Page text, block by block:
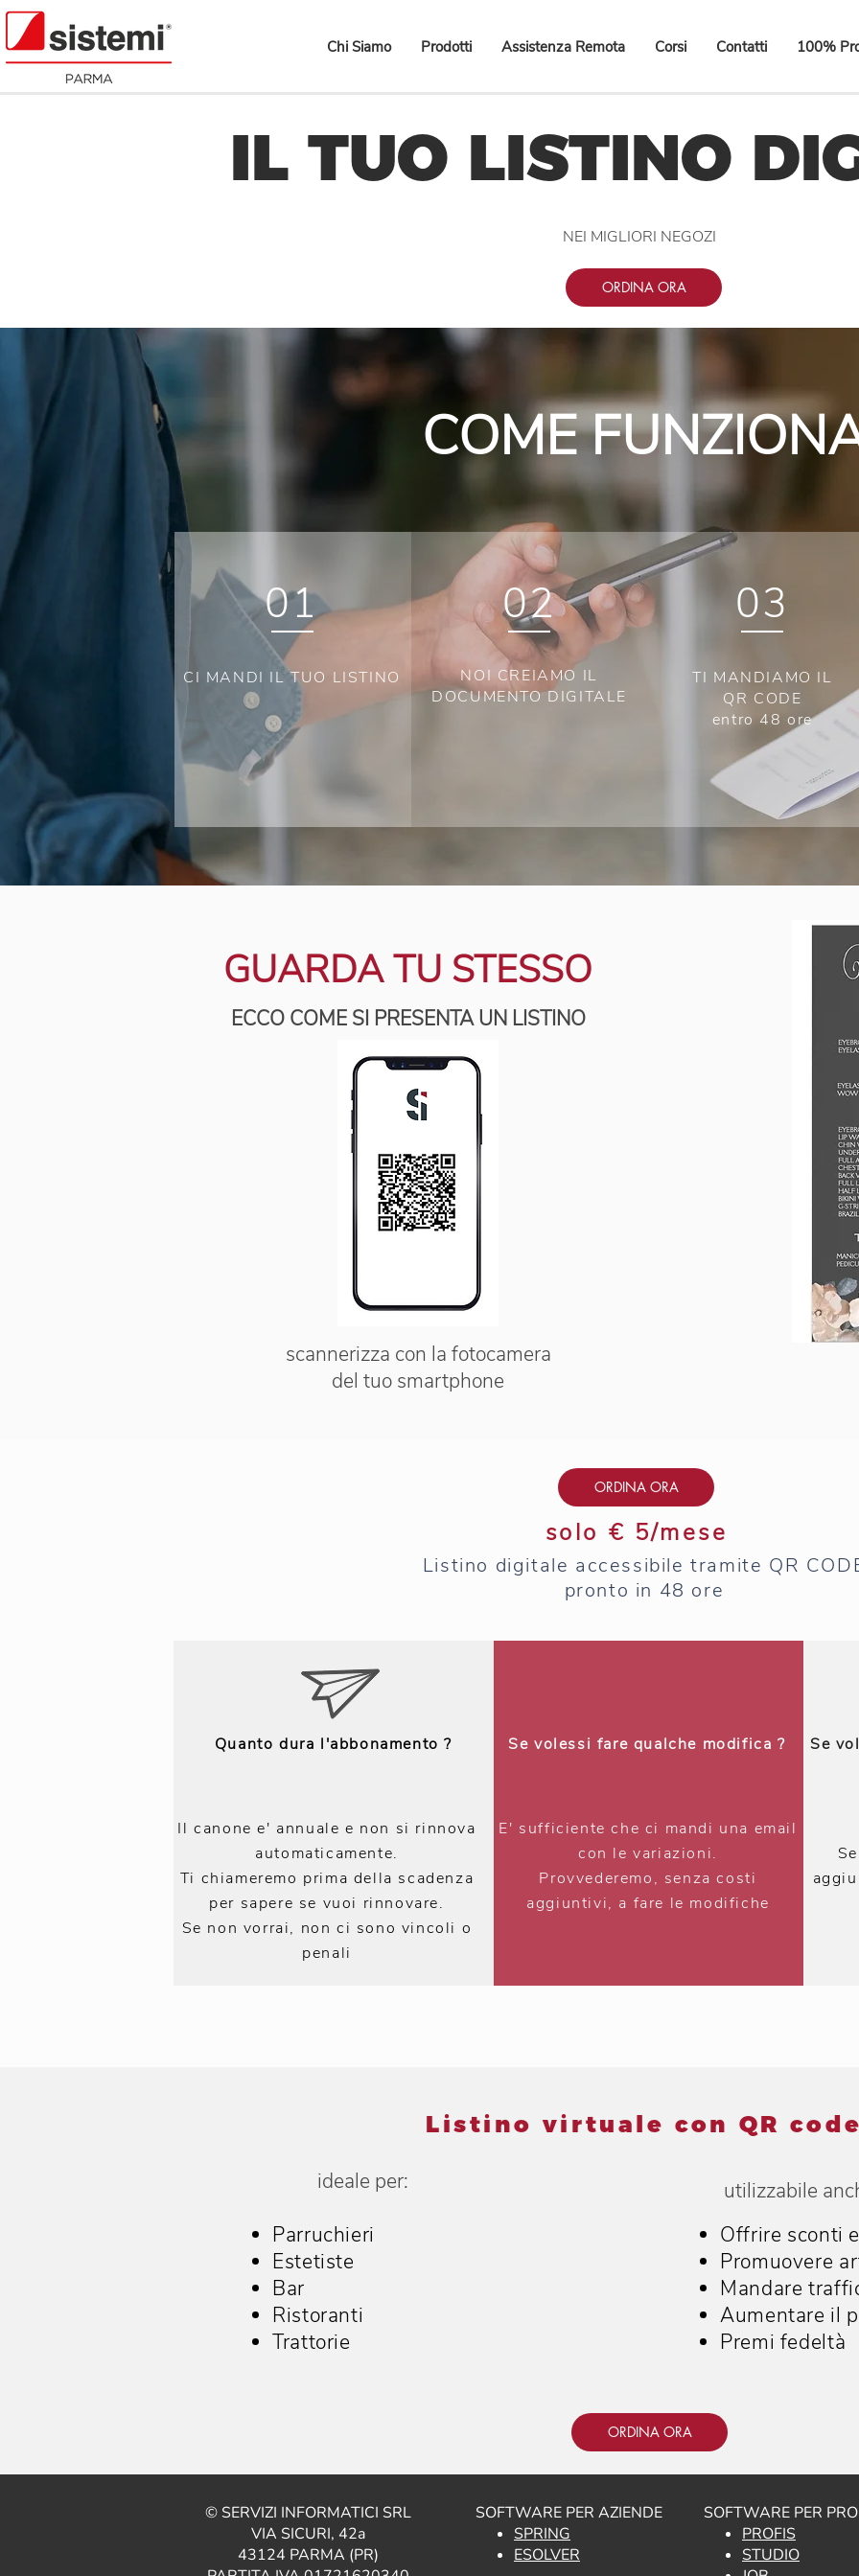
Chi Siamo Prodotti Assistenza Remota Corsi Contatti 100%
IL TUO LISTINO
NEI MIGLIORI NEGOZI
ORDINA ORA
COME
01
CI MANDI IL TUO LISTINO
02
NOI CREIAMO IL
DOCUMENTO DIGITALE
03
TI MANDIAMO IL
QR CODE
entro 48 ore
GUARDA TU STESSO
ECCO COME SI PRESENTA UN LISTINO
scannerizza con la fotocamera
del tuo smartphone
ORDINA ORA
solo € 5/mese
Listino digitale accessibile tramite QR
pronto in 48 ore
Quanto dura l'abbonamento ?
Il canone e' annuale e non si rinnova
automaticamente.
Ti chiameremo prima della scadenza
per sapere se vuoi rinnovare.
Se non vorrai, non ci sono vincoli o
penali
Se volessi fare qualche modifica ?
E' sufficiente che ci mandi una email
con le variazioni.
Provvederemo, senza costi
aggiuntivi, a fare le modifiche
Se
Listino virtuale con QR
ideale per:
Parruchieri
Estetiste
Bar
Ristoranti
Trattorie
utilizzabile
Offrire sconti
Promuovere
Mandare
Aumentare il
Premi fedeltà
ORDINA ORA
© SERVIZI INFORMATICI SRL
VIA SICURI, 42a
43124 PARMA (PR)
SOFTWARE PER AZIENDE
SPRING
ESOLVER
SOFTWARE PER
PROFIS
STUDIO